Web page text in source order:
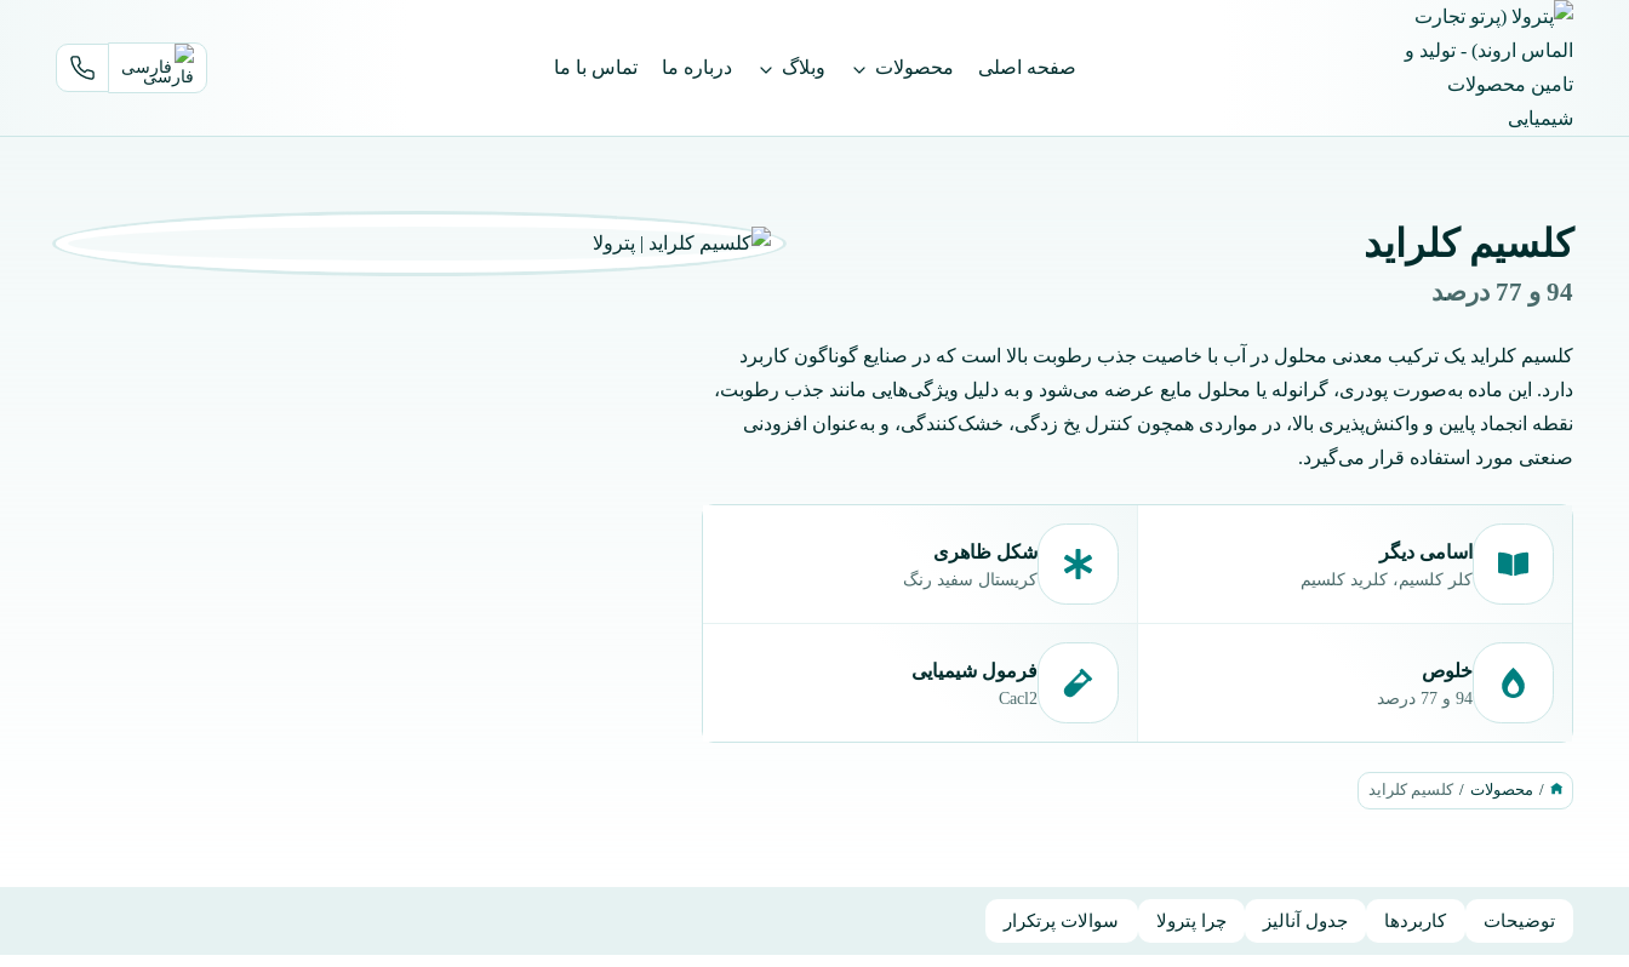
بازگشت
صفحه اصلی محصولات وبلاگ درباره ما تماس با ما فارسی
کلسیم کلراید
94 و 77 درصد
کلسیم کلراید یک ترکیب معدنی محلول در آب با خاصیت جذب رطوبت بالا است که در صنایع گوناگون کاربرد
دارد. این ماده به‌صورت پودری، گرانوله یا محلول مایع عرضه می‌شود و به دلیل ویژگی‌هایی مانند جذب رطوبت،
نقطه انجماد پایین و واکنش‌پذیری بالا، در مواردی همچون کنترل یخ‌ زدگی، خشک‌کنندگی، و به‌عنوان افزودنی
صنعتی مورد استفاده قرار می‌گیرد.
اسامی دیگر
کلر کلسیم، کلرید کلسیم
شکل ظاهری
کریستال سفید رنگ
خلوص
94 و 77 درصد
فرمول شیمیایی
Cacl2
/ محصولات / کلسیم کلراید
توضیحات کاربردها جدول آنالیز چرا پترولا سوالات پرتکرار